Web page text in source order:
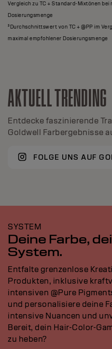
Vergleich zu TC + Standard-Mixtönen bei
Dosierungsmenge
³Durchschnittswert von TC + @PP im
maximal empfohlener Dosierungsmenge
AKTUELL TRENDING
Entdecke faszinierende
Goldwell Farbergebnisse
FOLGE UNS AUF
SYSTEM
Deine Farbe,
System.
Entfalte grenzenlose
Produkten, inklusive
intensiven @Pure
und personalisiere deine
intensive Nuancen und
Bereit, dein Hair-Color-
zu heben?